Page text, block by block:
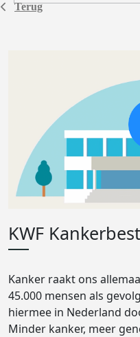
Terug
KWF
Kanker raakt ons
45.000 mensen als
hiermee in Nederland
Minder kanker, meer